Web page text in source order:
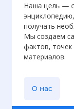
Наша цель —
получать
Мы создаем
фактов,
материалов.
О нас